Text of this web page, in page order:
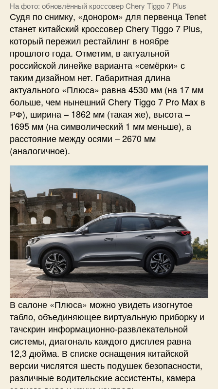
На фото: обновлённый кроссовер Chery Tiggo 7 Plus
Судя по снимку, «донором» для первенца Tenet
станет китайский кроссовер Chery Tiggo 7 Plus,
который пережил рестайлинг в ноябре
прошлого года. Отметим, в актуальной
российской линейке варианта «семёрки» с
таким дизайном нет. Габаритная длина
актуального «Плюса» равна 4530 мм (на 17 мм
больше, чем нынешний Chery Tiggo 7 Pro Max в
РФ), ширина – 1862 мм (такая же), высота –
1695 мм (на символический 1 мм меньше), а
расстояние между осями – 2670 мм
(аналогичное).
В салоне «Плюса» можно увидеть изогнутое
табло, объединяющее виртуальную приборку и
тачскрин информационно-развлекательной
системы, диагональ каждого дисплея равна
12,3 дюйма. В списке оснащения китайской
версии числятся шесть подушек безопасности,
различные водительские ассистенты, камера